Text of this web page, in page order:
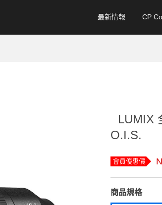
最新情報 CP
LUMIX
O.I.S.
會員優惠價
商品規格